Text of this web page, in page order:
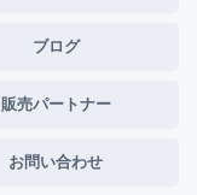
ブログ
販売パートナー
お問い合わせ